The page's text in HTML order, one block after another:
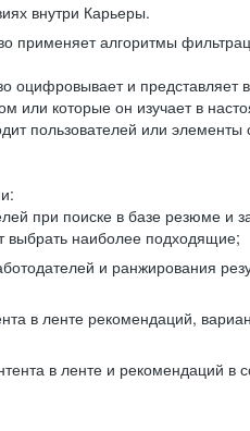
внутри Карьеры.
алгоритмы
и представляет
или которые он изучает в
пользователей или
при поиске в базе резюме и
выбрать наиболее подходящие;
и ранжирования
в ленте рекомендаций,
в ленте и рекомендаций